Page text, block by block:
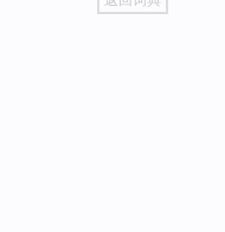
top